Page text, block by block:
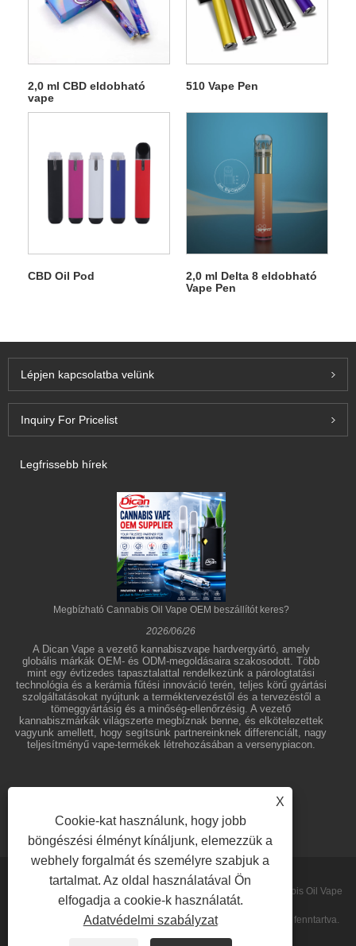
2,0 ml CBD eldobható
vape
510 Vape Pen
CBD Oil Pod
2,0 ml Delta 8 eldobható
Vape Pen
Lépjen kapcsolatba velünk
Inquiry For Pricelist
Legfrissebb hírek
Megbízható Cannabis Oil Vape OEM beszállítót keres?
2026/06/26
A Dican Vape a vezető kannabiszvape hardvergyártó, amely
globális márkák OEM- és ODM-megoldásaira szakosodott. Több
mint egy évtizedes tapasztalattal rendelkezünk a párologtatási
technológia és a kerámia fűtési innováció terén, teljes körű gyártási
szolgáltatásokat nyújtunk a terméktervezéstől és a tervezéstől a
tömeggyártásig és a minőség-ellenőrzésig. A vezető
kannabiszmárkák világszerte megbíznak benne, és elkötelezettek
vagyunk amellett, hogy segítsünk partnereinknek differenciált, nagy
teljesítményű vape-termékek létrehozásában a versenypiacon.
Copyright © 2026 Shenzhen Dican Technology Co.,Ltd. - Cannabis Oil Vape
Pens, Koncentrátum Párologtatók, Eldobható Vape - Minden jog fenntartva.
X
Cookie-kat használunk, hogy jobb
böngészési élményt kínáljunk, elemezzük a
webhely forgalmát és személyre szabjuk a
tartalmat. Az oldal használatával Ön
elfogadja a cookie-k használatát.
Adatvédelmi szabályzat